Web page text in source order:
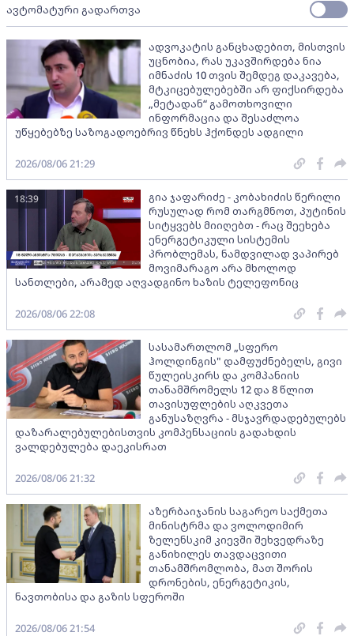
ავტომატური გადართვა
ადვოკატის განცხადებით, მისთვის
უცნობია, რას უკავშირდება ნია
იმნაძის 10 თვის შემდეგ დაკავება,
მტკიცებულებებში არ ფიქსირდება
„მეტადან“ გამოთხოვილი
ინფორმაცია და შესაძლოა
უწყებებზე საზოგადოებრივ წნეხს ჰქონდეს ადგილი
2026/08/06 21:29
გია ჯაფარიძე - კობახიძის წერილი
რუსულად რომ თარგმნოთ, პუტინის
სიტყვებს მიიღებთ - რაც შეეხება
ენერგეტიკული სისტემის
პრობლემას, ნამდვილად ვაპირებ
მოვიმარაგო არა მხოლოდ
სანთლები, არამედ აღვადგინო ხაზის ტელეფონიც
18:39
2026/08/06 22:08
სასამართლომ „სფერო
ჰოლდინგის" დამფუძნებელს, გივი
წულეისკირს და კომპანიის
თანამშრომელს 12 და 8 წლით
თავისუფლების აღკვეთა
განუსაზღვრა - მსჯავრდადებულებს
დაზარალებულებისთვის კომპენსაციის გადახდის
ვალდებულება დაეკისრათ
2026/08/06 21:32
აზერბაიჯანის საგარეო საქმეთა
მინისტრმა და ვოლოდიმირ
ზელენსკიმ კიევში შეხვედრაზე
განიხილეს თავდაცვითი
თანამშრომლობა, მათ შორის
დრონების, ენერგეტიკის,
ნავთობისა და გაზის სფეროში
2026/08/06 21:54